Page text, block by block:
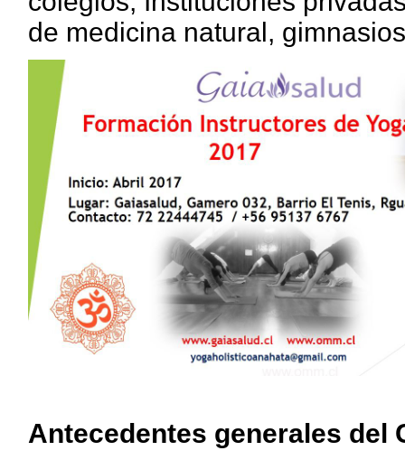
de medicina natural,
Antecedentes generales del